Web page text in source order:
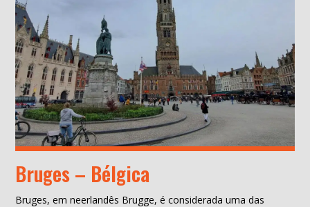
Bruges – Bélgica
Bruges, em neerlandês Brugge, é considerada uma das